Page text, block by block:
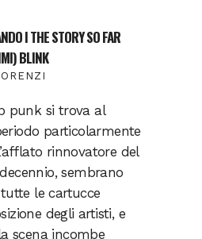
I THE STORY SO FAR
BLINK
punk si trova al
particolarmente
rinnovatore del
sembrano
le cartucce
degli artisti, e
scena incombe